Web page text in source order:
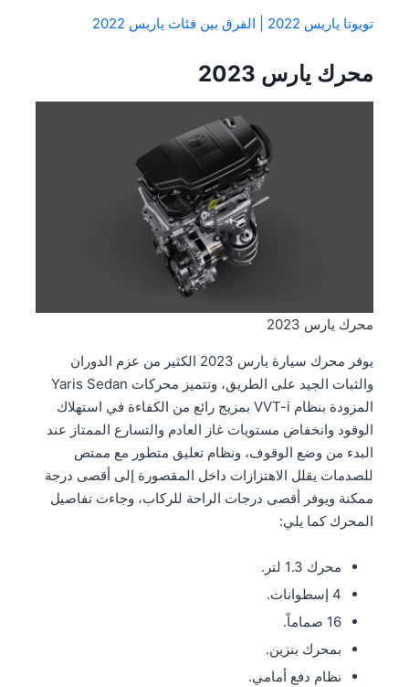
تويوتا ياريس 2022 | الفرق بين فئات ياريس 2022
محرك يارس 2023
محرك يارس 2023
يوفر محرك سيارة يارس 2023 الكثير من عزم الدوران
والثبات الجيد على الطريق، وتتميز محركات Yaris Sedan
المزودة بنظام VVT-i بمزيج رائع من الكفاءة في استهلاك
الوقود وانخفاض مستويات غاز العادم والتسارع الممتاز عند
البدء من وضع الوقوف، ونظام تعليق متطور مع ممتص
للصدمات يقلل الاهتزازات داخل المقصورة إلى أقصى درجة
ممكنة ويوفر أقصى درجات الراحة للركاب، وجاءت تفاصيل
المحرك كما يلي:
محرك 1.3 لتر.
4 إسطوانات.
16 صماماً.
بمحرك بنزين.
نظام دفع أمامي.